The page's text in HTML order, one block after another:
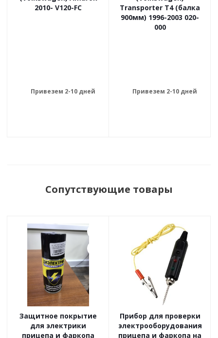
2010- V120-FC
Привезем 2-10 дней
Transporter T4 (балка
900мм) 1996-2003 020-
000
Привезем 2-10 дней
Сопутствующие товары
Защитное покрытие
для электрики
прицепа и фаркопа
Прибор для проверки
электрооборудования
прицепа и фаркопа на